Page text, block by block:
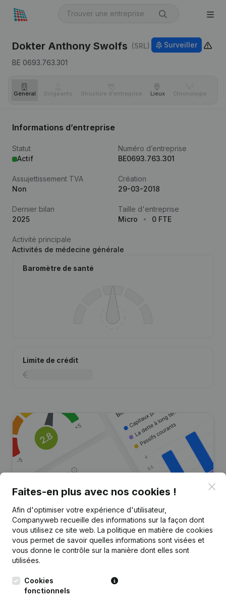
Dokter Anthony Swolfs (SRL)
BE 0693.763.301
Surveiller
Général Dirigeants Structure d'entreprise Lieux Chronologie
Informations d’entreprise
Statut
Actif
Numéro d’entreprise
BE0693.763.301
Assujettissement TVA
Non
Création
29-03-2018
Dernier bilan
2025
Taille d'entreprise
Micro
0 FTE
Activité principale
Activités de médecine générale
Baromètre de santé
Limite de crédit
Vous recherchez plus
d’informations sur cette entreprise
?
Consulter la santé en un coup d'oeil
Choisissez des informations rapides ou des détails
granulaires
Faites-en plus avec nos cookies !
Afin d'optimiser votre expérience d'utilisateur,
Companyweb recueille des informations sur la façon dont
vous utilisez ce site web. La politique en matière de cookies
vous permet de savoir quelles informations sont visées et
vous donne le contrôle sur la manière dont elles sont
utilisées.
Cookies
fonctionnels